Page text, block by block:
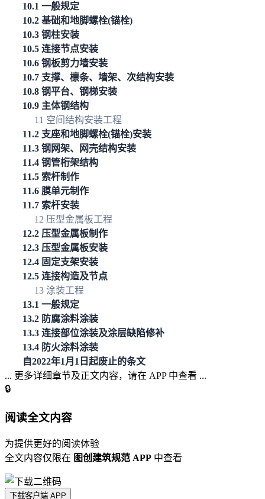
10.1 一般规定
10.2 基础和地脚螺栓(锚栓)
10.3 钢柱安装
10.5 连接节点安装
10.6 钢板剪力墙安装
10.7 支撑、檩条、墙架、次结构安装
10.8 钢平台、钢梯安装
10.9 主体钢结构
11 空间结构安装工程
11.2 支座和地脚螺栓(锚栓)安装
11.3 钢网架、网壳结构安装
11.4 钢管桁架结构
11.5 索杆制作
11.6 膜单元制作
11.7 索杆安装
12 压型金属板工程
12.2 压型金属板制作
12.3 压型金属板安装
12.4 固定支架安装
12.5 连接构造及节点
13 涂装工程
13.1 一般规定
13.2 防腐涂料涂装
13.3 连接部位涂装及涂层缺陷修补
13.4 防火涂料涂装
自2022年1月1日起废止的条文
... 更多详细章节及正文内容，请在 APP 中查看 ...
🔒
阅读全文内容
为提供更好的阅读体验
全文内容仅限在 图创建筑规范 APP 中查看
下载客户端 APP